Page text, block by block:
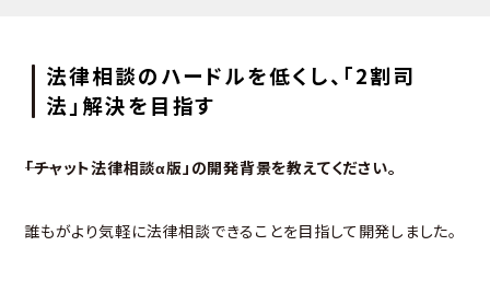
法律相談のハードルを低くし、「2割司
法」解決を目指す
――「チャット法律相談α版」の開発背景を教えてください。
誰もがより気軽に法律相談できることを目指して開発しました。